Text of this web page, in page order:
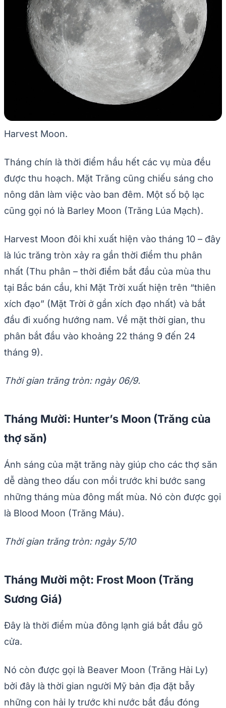
Harvest Moon.
Tháng chín là thời điểm hầu hết các vụ mùa đều
được thu hoạch. Mặt Trăng cũng chiếu sáng cho
nông dân làm việc vào ban đêm. Một số bộ lạc
cũng gọi nó là Barley Moon (Trăng Lúa Mạch).
Harvest Moon đôi khi xuất hiện vào tháng 10 – đây
là lúc trăng tròn xảy ra gần thời điểm thu phân
nhất (Thu phân – thời điểm bắt đầu của mùa thu
tại Bắc bán cầu, khi Mặt Trời xuất hiện trên “thiên
xích đạo” (Mặt Trời ở gần xích đạo nhất) và bắt
đầu đi xuống hướng nam. Về mặt thời gian, thu
phân bắt đầu vào khoảng 22 tháng 9 đến 24
tháng 9).
Thời gian trăng tròn: ngày 06/9.
Tháng Mười: Hunter’s Moon (Trăng của
thợ săn)
Ánh sáng của mặt trăng này giúp cho các thợ săn
dễ dàng theo dấu con mồi trước khi bước sang
những tháng mùa đông mất mùa. Nó còn được gọi
là Blood Moon (Trăng Máu).
Thời gian trăng tròn: ngày 5/10
Tháng Mười một: Frost Moon (Trăng
Sương Giá)
Đây là thời điểm mùa đông lạnh giá bắt đầu gõ
cửa.
Nó còn được gọi là Beaver Moon (Trăng Hải Ly)
bởi đây là thời gian người Mỹ bản địa đặt bẫy
những con hải ly trước khi nước bắt đầu đóng